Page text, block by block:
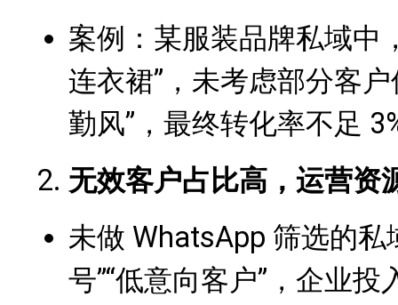
案例：某服装品牌私域中
连衣裙”，未考虑部分客
勤风”，最终转化率不足
无效客户占比高，运营资
未做 WhatsApp 筛选的私
号”“低意向客户”，企业